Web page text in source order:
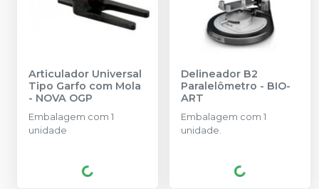
Articulador Universal
Tipo Garfo com Mola
- NOVA OGP
Embalagem com 1
unidade
Delineador B2
Paralelômetro - BIO-
ART
Embalagem com 1
unidade.